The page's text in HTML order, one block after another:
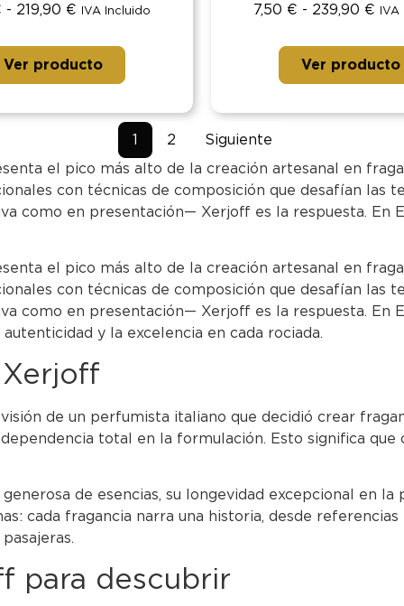
- 219,90 € IVA Incluido
Ver producto
7,50 € - 239,90 €
Ver producto
1 2
Siguiente
el pico más alto de la creación artesanal en
con técnicas de composición que desafían las
como en presentación— Xerjoff es la respuesta. En
el pico más alto de la creación artesanal en
con técnicas de composición que desafían las
como en presentación— Xerjoff es la respuesta. En
y la excelencia en cada rociada.
de un perfumista italiano que decidió crear
total en la formulación. Esto significa que
de esencias, su longevidad excepcional en
cada fragancia narra una historia, desde
para descubrir